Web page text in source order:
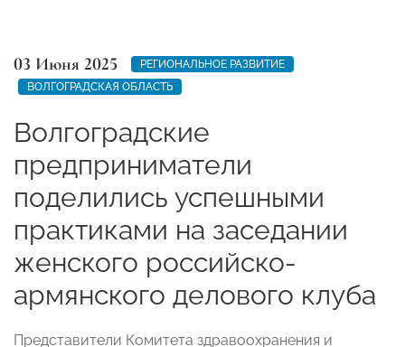
03 Июня 2025
РЕГИОНАЛЬНОЕ РАЗВИТИЕ
ВОЛГОГРАДСКАЯ ОБЛАСТЬ
Волгоградские
предприниматели
поделились успешными
практиками на заседании
женского российско-
армянского делового клуба
Представители Комитета здравоохранения и